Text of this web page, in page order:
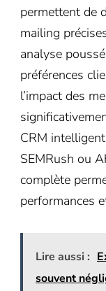
permettent de
mailing
analyse
préférences
l’impact des
CRM
SEMRush ou
complète
performances
Lire aussi :
souvent